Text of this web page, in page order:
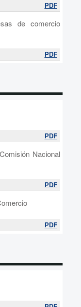
PDF
de comercio
PDF
PDF
Nacional
PDF
PDF